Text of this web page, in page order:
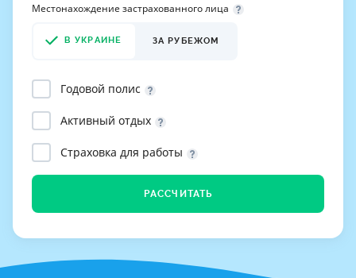
Местонахождение застрахованного лица
В УКРАИНЕ ЗА РУБЕЖОМ
Годовой полис
Активный отдых
Страховка для работы
РАССЧИТАТЬ